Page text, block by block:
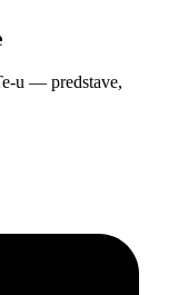
u — predstave,